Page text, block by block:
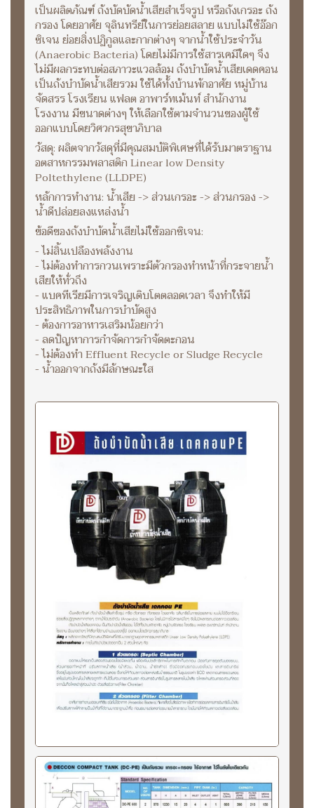
เป็นผลิตภัณฑ์ ถังบัดบัดน้ำเสียสำเร็จรูป หรือถังเกรอะ ถัง
กรอง โดยอาศัย จุลินทรีย์ในการย่อยสลาย แบบไม่ใช้อ๊อก
ซิเจน ย่อยสิ่งปฏิกูลและกากต่างๆ จากน้ำใช้ประจำวัน
(Anaerobic Bacteria) โดยไม่มีการใช้สารเคมีใดๆ จึง
ไม่มีผลกระทบต่อสภาวะแวลล้อม ถังบำบัดน้ำเสียเดดคอน
เป็นถังบำบัดน้ำเสียรวม ใช้ได้ทั้งบ้านพักอาศัย หมู่บ้าน
จัดสรร โรงเรียน แฟลต อาพาร์ทเม้นท์ สำนักงาน
โรงงาน มีขนาดต่างๆ ให้เลือกใช้ตามจำนวนของผู้ใช้
ออกแบบโดยวิศวกรสุขาภิบาล
วัสดุ: ผลิตจากวัสดุที่มีคุณสมบัติพิเศษที่ได้รับมาตราฐาน
อตสาหกรรมพลาสติก Linear low Density
Poltethylene (LLDPE)
หลักการทำงาน: น้ำเสีย -> ส่วนเกรอะ -> ส่วนกรอง ->
น้ำดีปล่อยลงแหล่งน้ำ
ข้อดีของถังบำบัดน้ำเสียไม่ใช้ออกซิเจน:
- ไม่สิ้นเปลืองพลังงาน
- ไม่ต้องทำการกวนเพราะมีตัวกรองทำหน้าที่กระจายน้ำ
เสียให้ทั่วถึง
- แบคทีเรียมีการเจริญเติบโตตลอดเวลา จึงทำให้มี
ประสิทธิภาพในการบำบัดสูง
- ต้องการอาหารเสริมน้อยกว่า
- ลดปัญหาการกำจัดการกำจัดตะกอน
- ไม่ต้องทำ Effluent Recycle or Sludge Recycle
- น้ำออกจากถังมีลักษณะใส